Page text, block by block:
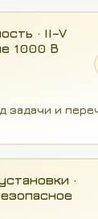
· II–V
1000 В
задачи и
·